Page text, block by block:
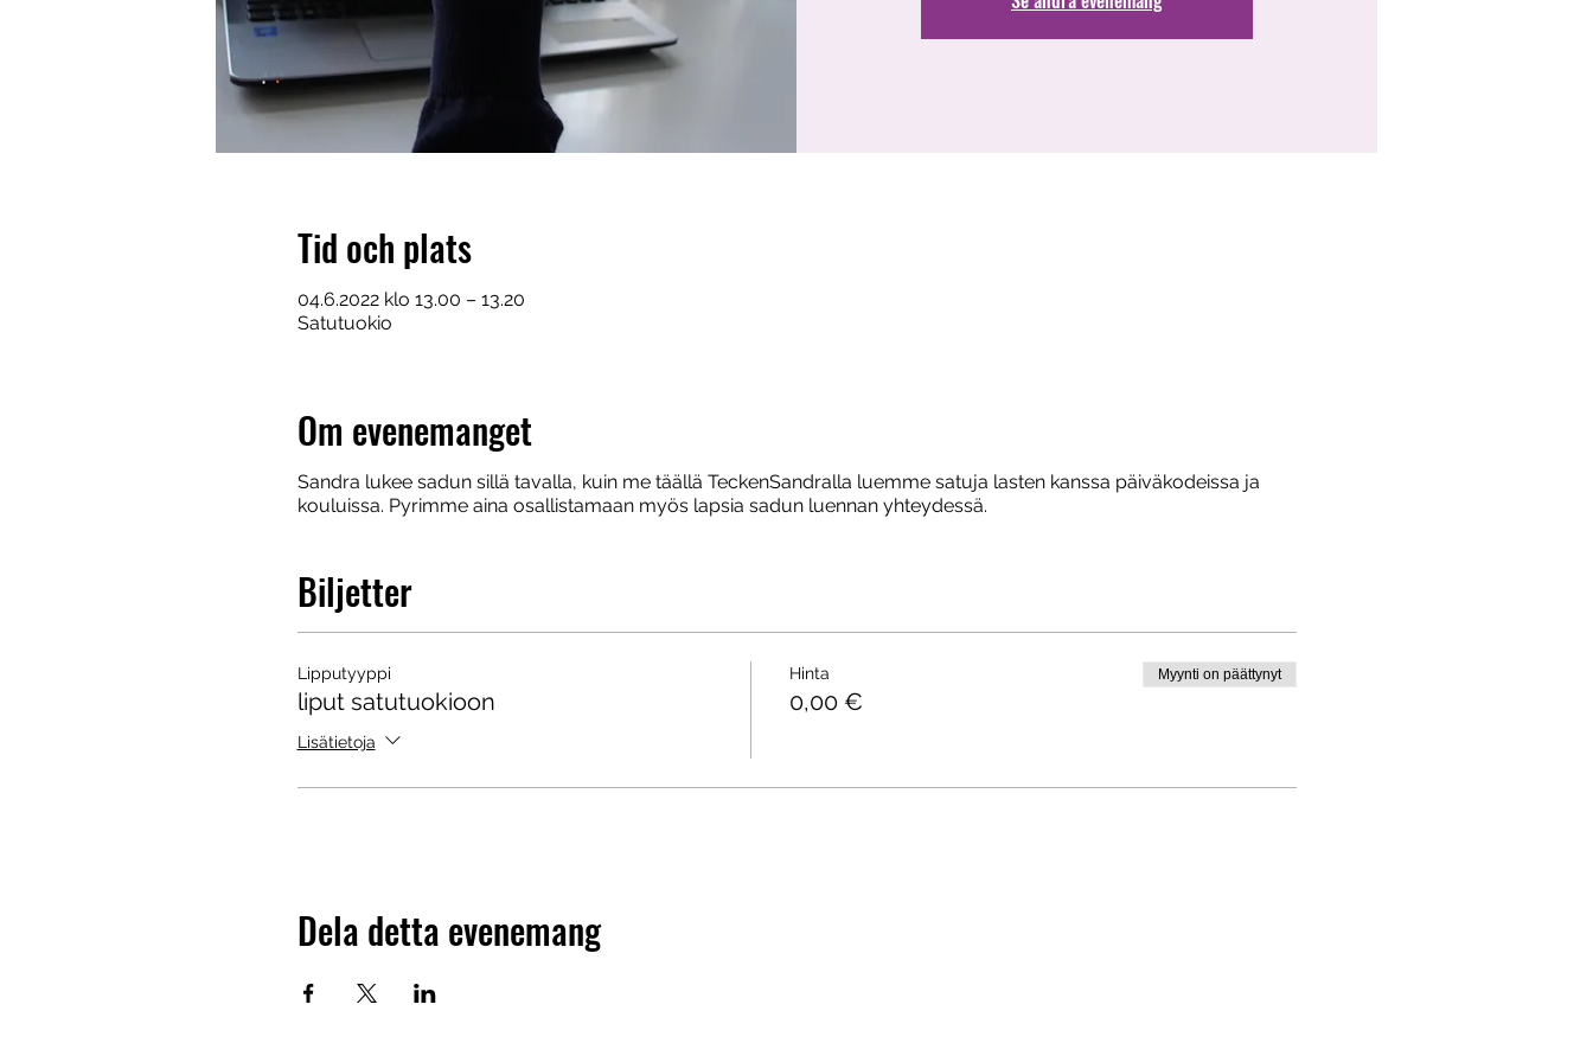
Tid och plats
04.6.2022 klo 13.00 – 13.20
Satutuokio
Om evenemanget
Sandra lukee sadun sillä tavalla, kuin me täällä TeckenSandralla luemme satuja lasten kanssa päiväkodeissa ja
kouluissa. Pyrimme aina osallistamaan myös lapsia sadun luennan yhteydessä.
Biljetter
Lipputyyppi
liput satutuokioon
Lisätietoja
Hinta
0,00 €
Myynti on päättynyt
Dela detta evenemang